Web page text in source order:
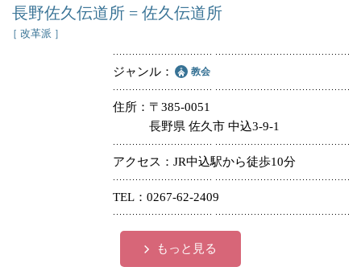
長野佐久伝道所 = 佐久伝道所
［ 改革派 ］
ジャンル 教会
住所
〒385-0051
長野県 佐久市 中込3-9-1
アクセス JR中込駅から徒歩10分
TEL 0267-62-2409
もっと見る